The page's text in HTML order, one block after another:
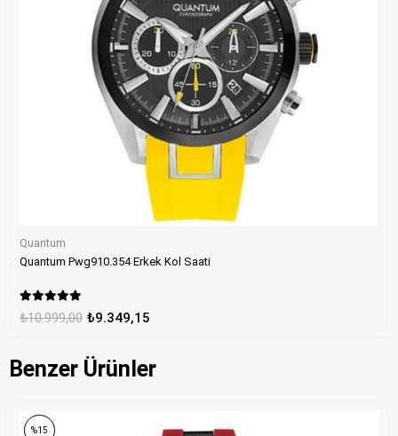
Quantum
Quantum Pwg910.354 Erkek Kol Saati
₺9.349,15
₺10.999,00
Benzer Ürünler
%15